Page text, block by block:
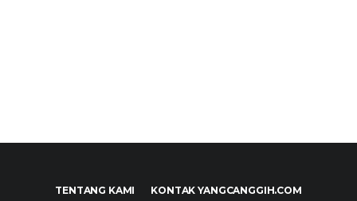
TENTANG KAMI KONTAK YANGCANGGIH.COM